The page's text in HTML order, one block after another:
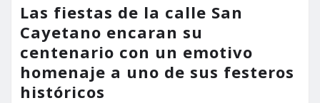
Las fiestas de la calle San
Cayetano encaran su
centenario con un emotivo
homenaje a uno de sus festeros
históricos